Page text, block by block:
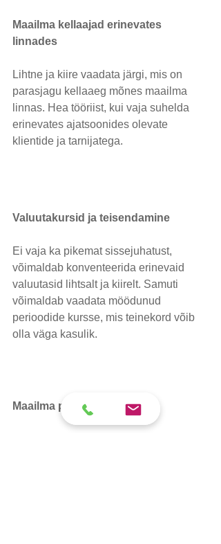
Maailma kellaajad erinevates
linnades
Lihtne ja kiire vaadata järgi, mis on
parasjagu kellaaeg mõnes maailma
linnas. Hea tööriist, kui vaja suhelda
erinevates ajatsoonides olevate
klientide ja tarnijatega.
Valuutakursid ja teisendamine
Ei vaja ka pikemat sissejuhatust,
võimaldab konventeerida erinevaid
valuutasid lihtsalt ja kiirelt. Samuti
võimaldab vaadata möödunud
perioodide kursse, mis teinekord võib
olla väga kasulik.
Maailma pühad